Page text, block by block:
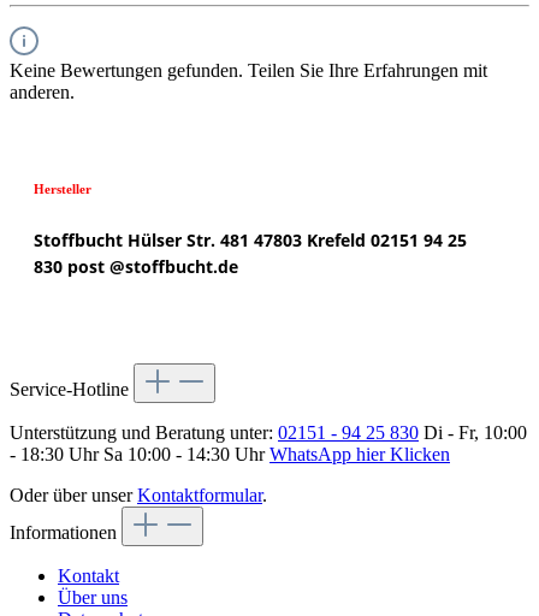
Keine Bewertungen gefunden. Teilen Sie Ihre Erfahrungen mit
anderen.
Hersteller
Stoffbucht Hülser Str. 481 47803 Krefeld 02151 94 25
830 post @stoffbucht.de
Service-Hotline
Unterstützung und Beratung unter: 02151 - 94 25 830 Di - Fr, 10:00
- 18:30 Uhr Sa 10:00 - 14:30 UhrWhatsApp hier Klicken
Oder über unserKontaktformular.
Informationen
Kontakt
Über uns